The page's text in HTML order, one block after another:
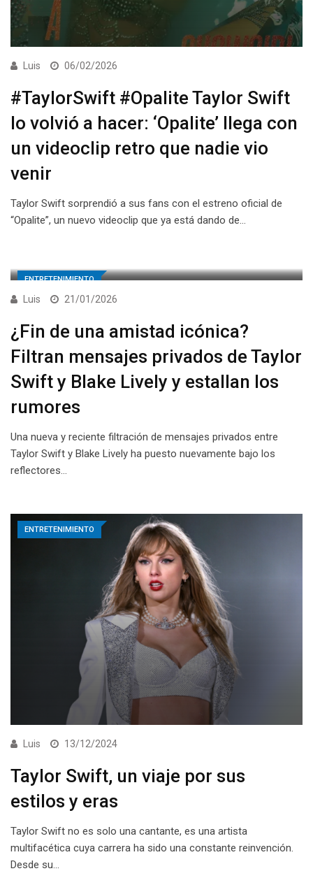
Luis 06/02/2026
#TaylorSwift #Opalite Taylor Swift
lo volvió a hacer: ‘Opalite’ llega con
un videoclip retro que nadie vio
venir
Taylor Swift sorprendió a sus fans con el estreno oficial de
“Opalite”, un nuevo videoclip que ya está dando de…
ENTRETENIMIENTO
Luis 21/01/2026
¿Fin de una amistad icónica?
Filtran mensajes privados de Taylor
Swift y Blake Lively y estallan los
rumores
Una nueva y reciente filtración de mensajes privados entre
Taylor Swift y Blake Lively ha puesto nuevamente bajo los
reflectores…
ENTRETENIMIENTO
Luis 13/12/2024
Taylor Swift, un viaje por sus
estilos y eras
Taylor Swift no es solo una cantante, es una artista
multifacética cuya carrera ha sido una constante reinvención.
Desde su…